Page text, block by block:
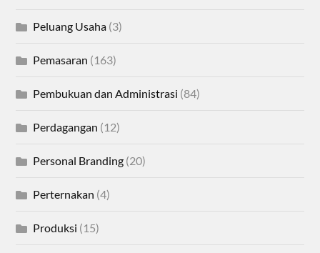
Peluang Usaha (3)
Pemasaran (163)
Pembukuan dan Administrasi (84)
Perdagangan (12)
Personal Branding (20)
Perternakan (4)
Produksi (15)